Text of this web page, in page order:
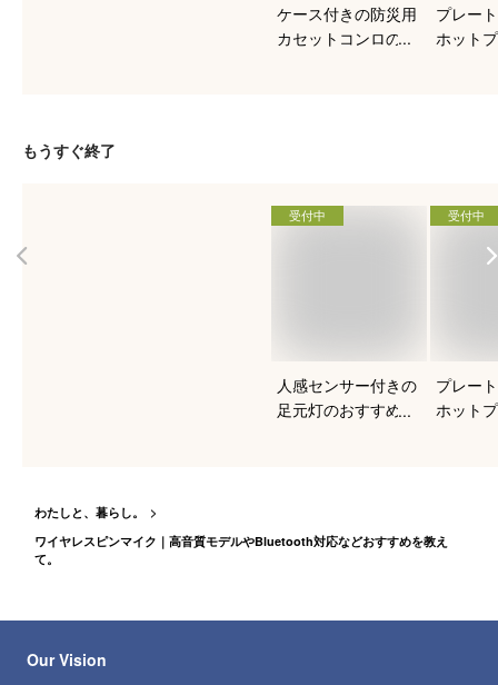
ケース付きの防災用
カセットコンロのお
プレー
ホット
もうすぐ終了
受付中
人感センサー付きの
足元灯のおすすめを
受付中
プレー
ホット
わたしと、暮らし。
ワイヤレスピンマイク｜高音質モデルやBluetooth対応などおすすめを教え
て。
Our Vision